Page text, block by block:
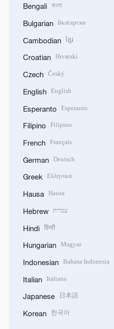
Bengali বাংলা
Bulgarian Български
Cambodian ខ្មែរ
Croatian Hrvatski
Czech Český
English English
Esperanto Esperanto
Filipino Filipino
French Français
German Deutsch
Greek Ελληνικά
Hausa Hausa
Hebrew עברית
Hindi हिन्दी
Hungarian Magyar
Indonesian Bahasa Indonesia
Italian Italiano
Japanese 日本語
Korean 한국어